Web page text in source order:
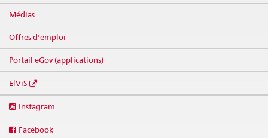
Médias
Offres d'emploi
Portail eGov (applications)
ElViS
media
Instagram
Facebook